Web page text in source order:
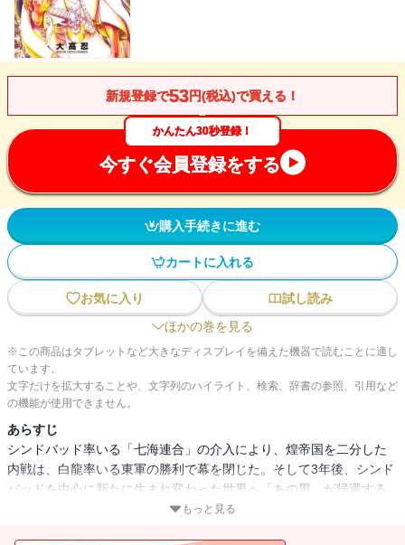
新規登録で53円(税込)で買える！
かんたん30秒登録！
今すぐ会員登録をする
購入手続きに進む
カートに入れる
お気に入り
試し読み
ほかの巻を見る
※この商品はタブレットなど大きなディスプレイを備えた機器で読むことに適し
ています。
文字だけを拡大することや、文字列のハイライト、検索、辞書の参照、引用など
の機能が使用できません。
あらすじ
シンドバッド率いる「七海連合」の介入により、煌帝国を二分した
内戦は、白龍率いる東軍の勝利で幕を閉じた。そして3年後、シンド
バッドを中心に新たに生まれ変わった世界へ「あの男」が帰還する
――!! 雑誌連載時から大反響!! 壮大な『マギ』世界の深淵に迫る
もっと見る